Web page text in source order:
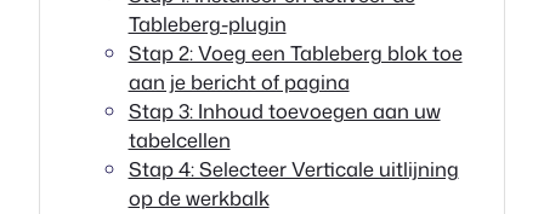
Tableberg-plugin
Stap 2: Voeg een Tableberg blok toe
aan je bericht of pagina
Stap 3: Inhoud toevoegen aan uw
tabelcellen
Stap 4: Selecteer Verticale uitlijning
op de werkbalk